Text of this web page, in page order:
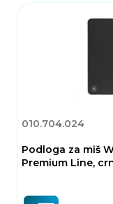
010.704.024
Podloga za miš
Premium Line,